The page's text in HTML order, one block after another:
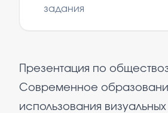
задания
Презентация по
Современное
использования